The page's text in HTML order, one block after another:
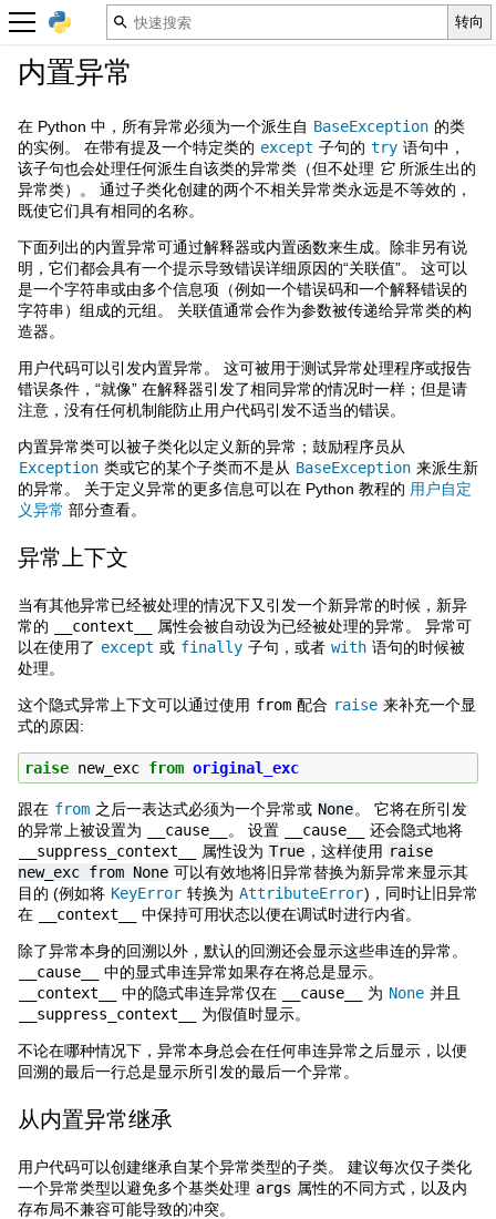
内置异常
在 Python 中，所有异常必须为一个派生自 BaseException 的类
的实例。 在带有提及一个特定类的 except 子句的 try 语句中，
该子句也会处理任何派生自该类的异常类（但不处理 它所派生出的
异常类）。 通过子类化创建的两个不相关异常类永远是不等效的，
既使它们具有相同的名称。
下面列出的内置异常可通过解释器或内置函数来生成。除非另有说
明，它们都会具有一个提示导致错误详细原因的“关联值”。 这可以
是一个字符串或由多个信息项（例如一个错误码和一个解释错误的
字符串）组成的元组。 关联值通常会作为参数被传递给异常类的构
造器。
用户代码可以引发内置异常。 这可被用于测试异常处理程序或报告
错误条件，“就像” 在解释器引发了相同异常的情况时一样；但是请
注意，没有任何机制能防止用户代码引发不适当的错误。
内置异常类可以被子类化以定义新的异常；鼓励程序员从
Exception 类或它的某个子类而不是从 BaseException 来派生新
的异常。 关于定义异常的更多信息可以在 Python 教程的 用户自定
义异常 部分查看。
异常上下文
当有其他异常已经被处理的情况下又引发一个新异常的时候，新异
常的
__context__
属性会被自动设为已经被处理的异常。 异常可
以在使用了 except 或 finally 子句，或者 with 语句的时候被
处理。
这个隐式异常上下文可以通过使用 from 配合 raise 来补充一个显
式的原因:
raise new_exc from original_exc
跟在 from 之后一表达式必须为一个异常或 None。 它将在所引发
的异常上被设置为
__cause__ 。 设置 __cause__
还会隐式地将
__suppress_context__
属性设为 True ，这样使用 raise
new_exc from None 可以有效地将旧异常替换为新异常来显示其
目的 (例如将 KeyError 转换为 AttributeError)，同时让旧异常
在
__context__ 中保持可用状态以便在调试时进行内省。
除了异常本身的回溯以外，默认的回溯还会显示这些串连的异常。
__cause__
中的显式串连异常如果存在将总是显示。
__context__
中的隐式串连异常仅在 __cause__ 为 None 并且
__suppress_context__
为假值时显示。
不论在哪种情况下，异常本身总会在任何串连异常之后显示，以便
回溯的最后一行总是显示所引发的最后一个异常。
从内置异常继承
用户代码可以创建继承自某个异常类型的子类。 建议每次仅子类化
一个异常类型以避免多个基类处理 args 属性的不同方式，以及内
存布局不兼容可能导致的冲突。